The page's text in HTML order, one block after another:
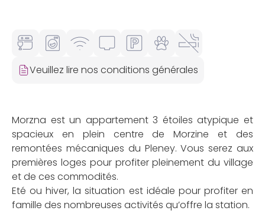
Veuillez lire nos conditions générales
Morzna est un appartement 3 étoiles atypique et
spacieux en plein centre de Morzine et des
remontées mécaniques du Pleney. Vous serez aux
premières loges pour profiter pleinement du village
et de ces commodités.
Eté ou hiver, la situation est idéale pour profiter en
famille des nombreuses activités qu’offre la station.